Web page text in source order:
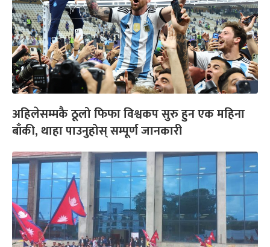
अहिलेसम्मकै ठूलो फिफा विश्वकप सुरु हुन एक महिना
बाँकी, थाहा पाउनुहोस् सम्पूर्ण जानकारी